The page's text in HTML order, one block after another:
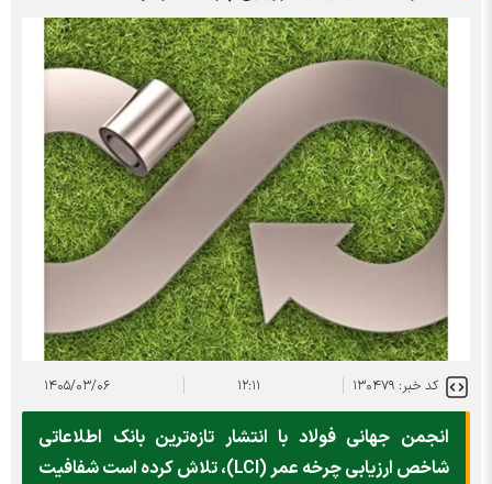
کد خبر: ۱۳۰۴۷۹ ۱۲:۱۱ ۱۴۰۵/۰۳/۰۶
انجمن جهانی فولاد با انتشار تازه‌ترین بانک اطلاعاتی
شاخص ارزیابی چرخه عمر (LCI)، تلاش کرده است شفافیت